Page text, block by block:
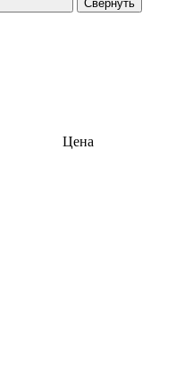
Свернуть
Цена